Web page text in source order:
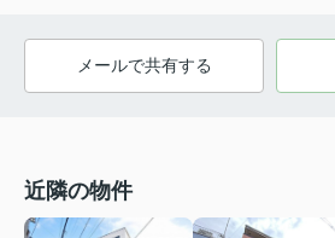
メールで共有する
近隣の物件